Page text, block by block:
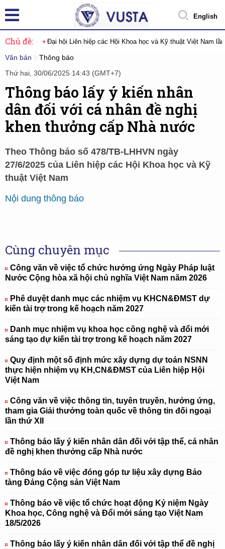
English
Chủ đề: Đại hội Liên hiệp các Hội Khoa học và Kỹ thuật Việt Nam
Văn bản
Thông báo
Thứ hai, 30/06/2025 14:43 (GMT+7)
Thông báo lấy ý kiến nhân
dân đối với cá nhân đề nghị
khen thưởng cấp Nhà nước
Theo Thông báo số 478/TB-LHHVN ngày
27/6/2025 của Liên hiệp các Hội Khoa học và Kỹ
thuật Việt Nam
Nội dung thông báo
Cùng chuyên mục
Công văn về việc tổ chức hưởng ứng Ngày Pháp luật
Nước Cộng hòa xã hội chủ nghĩa Việt Nam năm 2026
Phê duyệt danh mục các nhiệm vụ KHCN&ĐMST dự
kiến tài trợ trong kế hoạch năm 2027
Danh mục nhiệm vụ khoa học công nghệ và đổi mới
sáng tạo dự kiến tài trợ trong kế hoạch năm 2027
Quy định một số định mức xây dựng dự toán NSNN
thực hiện nhiệm vụ KH,CN&ĐMST của Liên hiệp Hội
Việt Nam
Công văn về việc thông tin, tuyên truyền, hưởng ứng,
tham gia Giải thưởng toàn quốc về thông tin đối ngoại
lần thứ XII
Thông báo lấy ý kiến nhân dân đối với tập thể, cá nhân
đề nghị khen thưởng cấp Nhà nước
Thông báo về việc đóng góp tư liệu xây dựng Bảo
tàng Đảng Cộng sản Việt Nam
Thông báo về việc tổ chức hoạt động Kỷ niệm Ngày
Khoa học, Công nghệ và Đổi mới sáng tạo Việt Nam
18/5/2026
Thông báo lấy ý kiến nhân dân đối với tập thể đề nghị